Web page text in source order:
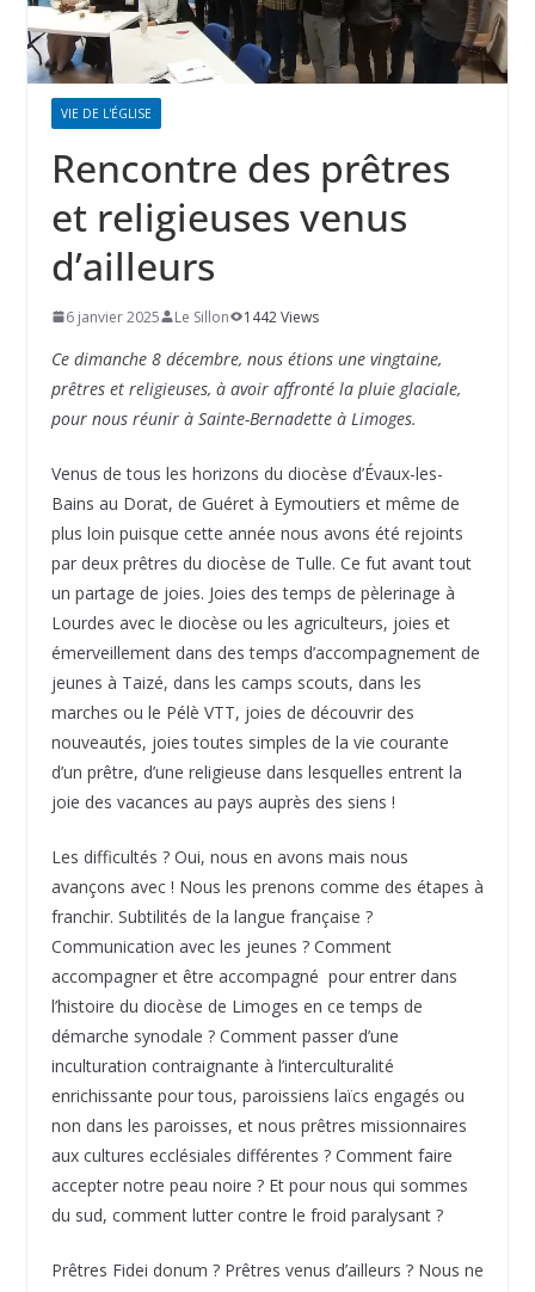
VIE DE L'ÉGLISE
Rencontre des prêtres
et religieuses venus
d’ailleurs
6 janvier 2025 Le Sillon 1442 Views
Ce dimanche 8 décembre, nous étions une vingtaine,
prêtres et religieuses, à avoir affronté la pluie glaciale,
pour nous réunir à Sainte-Bernadette à Limoges.
Venus de tous les horizons du diocèse d’Évaux-les-
Bains au Dorat, de Guéret à Eymoutiers et même de
plus loin puisque cette année nous avons été rejoints
par deux prêtres du diocèse de Tulle. Ce fut avant tout
un partage de joies. Joies des temps de pèlerinage à
Lourdes avec le diocèse ou les agriculteurs, joies et
émerveillement dans des temps d’accompagnement de
jeunes à Taizé, dans les camps scouts, dans les
marches ou le Pélè VTT, joies de découvrir des
nouveautés, joies toutes simples de la vie courante
d’un prêtre, d’une religieuse dans lesquelles entrent la
joie des vacances au pays auprès des siens !
Les difficultés ? Oui, nous en avons mais nous
avançons avec ! Nous les prenons comme des étapes à
franchir. Subtilités de la langue française ?
Communication avec les jeunes ? Comment
accompagner et être accompagné pour entrer dans
l’histoire du diocèse de Limoges en ce temps de
démarche synodale ? Comment passer d’une
inculturation contraignante à l’interculturalité
enrichissante pour tous, paroissiens laïcs engagés ou
non dans les paroisses, et nous prêtres missionnaires
aux cultures ecclésiales différentes ? Comment faire
accepter notre peau noire ? Et pour nous qui sommes
du sud, comment lutter contre le froid paralysant ?
Prêtres Fidei donum ? Prêtres venus d’ailleurs ? Nous ne